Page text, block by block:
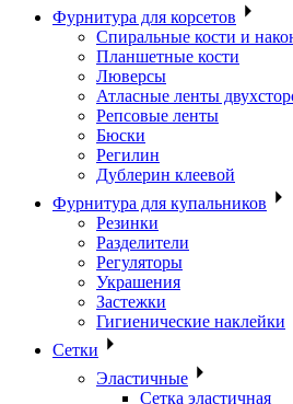
Фурнитура для корсетов
Спиральные кости и
Планшетные кости
Люверсы
Атласные ленты
Репсовые ленты
Бюски
Регилин
Дублерин клеевой
Фурнитура для купальников
Резинки
Разделители
Регуляторы
Украшения
Застежки
Гигиенические наклейки
Сетки
Эластичные
Сетка эластичная